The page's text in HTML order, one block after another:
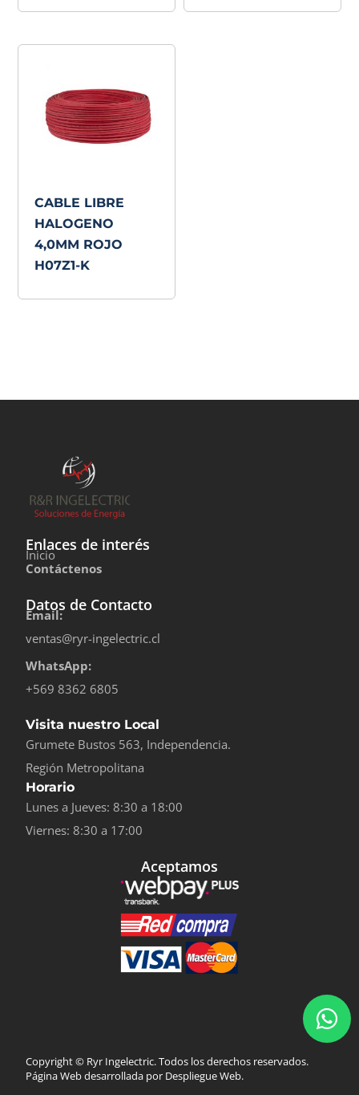
CABLE LIBRE
HALOGENO
4,0MM ROJO
H07Z1-K
Enlaces de interés
Inicio
Contáctenos
Datos de Contacto
Email:
ventas@ryr-ingelectric.cl
WhatsApp:
+569 8362 6805
Visita nuestro Local
Grumete Bustos 563, Independencia.
Región Metropolitana
Horario
Lunes a Jueves: 8:30 a 18:00
Viernes: 8:30 a 17:00
Aceptamos
Copyright © Ryr Ingelectric. Todos los derechos reservados.
Página Webdesarrollada por Despliegue Web.